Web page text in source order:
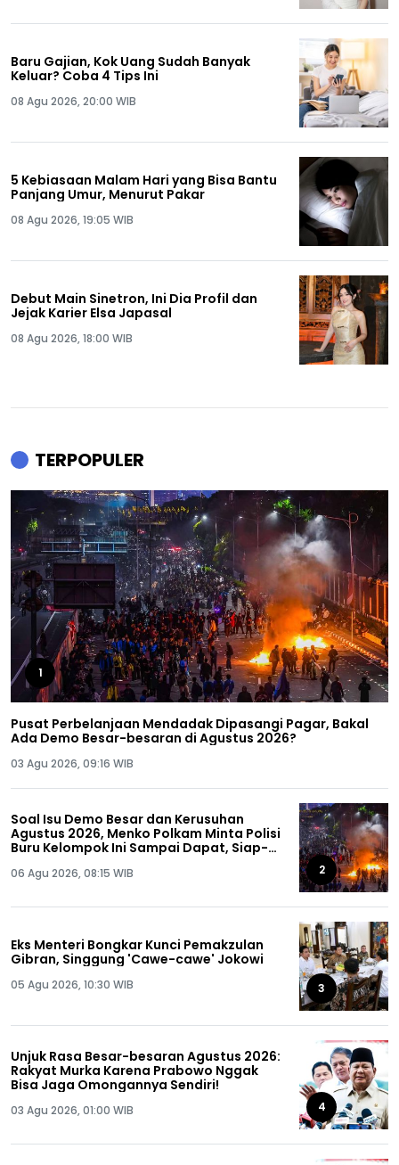
Baru Gajian, Kok Uang Sudah Banyak
Keluar? Coba 4 Tips Ini
08 Agu 2026, 20:00 WIB
5 Kebiasaan Malam Hari yang Bisa Bantu
Panjang Umur, Menurut Pakar
08 Agu 2026, 19:05 WIB
Debut Main Sinetron, Ini Dia Profil dan
Jejak Karier Elsa Japasal
08 Agu 2026, 18:00 WIB
TERPOPULER
1
Pusat Perbelanjaan Mendadak Dipasangi Pagar, Bakal
Ada Demo Besar-besaran di Agustus 2026?
03 Agu 2026, 09:16 WIB
Soal Isu Demo Besar dan Kerusuhan
Agustus 2026, Menko Polkam Minta Polisi
Buru Kelompok Ini Sampai Dapat, Siap-
06 Agu 2026, 08:15 WIB 2
Eks Menteri Bongkar Kunci Pemakzulan
Gibran, Singgung 'Cawe-cawe' Jokowi
05 Agu 2026, 10:30 WIB 3
Unjuk Rasa Besar-besaran Agustus 2026:
Rakyat Murka Karena Prabowo Nggak
Bisa Jaga Omongannya Sendiri!
03 Agu 2026, 01:00 WIB 4